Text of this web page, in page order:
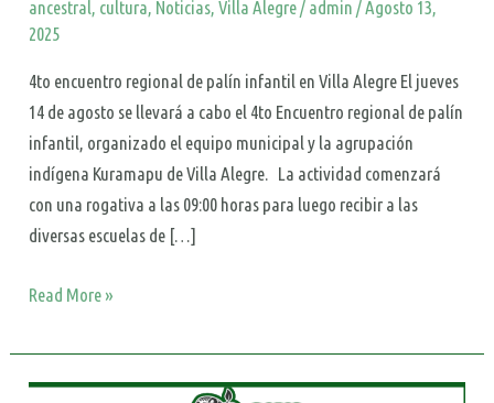
ancestral, cultura, Noticias,Villa Alegre/ admin/Agosto 13,
2025
4to encuentro regional de palín infantil en Villa Alegre El jueves
14 de agosto se llevará a cabo el 4to Encuentro regional de palín
infantil, organizado el equipo municipal y la agrupación
indígena Kuramapu de Villa Alegre. La actividad comenzará
con una rogativa a las 09:00 horas para luego recibir a las
diversas escuelas de […]
Read More »